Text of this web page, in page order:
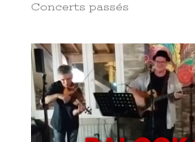
Concerts passés